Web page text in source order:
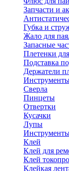
Запчасти и
Губка и
Жало для
Запасные
Плетенки
Подставка
Держатели
Сверла
Пинцеты
Отвертки
Кусачки
Лупы
Клей
Клей для
Клей
Клейкая